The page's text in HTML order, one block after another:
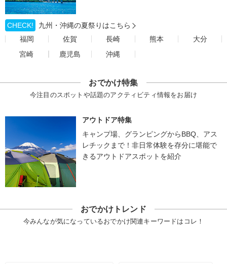
CHECK!
九州・沖縄の夏祭りはこちら
福岡
佐賀 長崎 熊本
大分
宮崎
鹿児島 沖縄
おでかけ特集
今注目のスポットや話題のアクティビティ情報をお届け
アウトドア特集
キャンプ場、グランピングからBBQ、アス
レチックまで！非日常体験を存分に堪能で
きるアウトドアスポットを紹介
おでかけトレンド
今みんなが気になっているおでかけ関連キーワードはコレ！